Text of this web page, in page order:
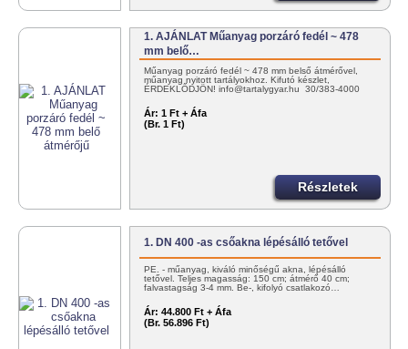
1. AJÁNLAT Műanyag porzáró fedél ~ 478
mm belő…
Műanyag porzáró fedél ~ 478 mm belső átmérővel,
műanyag nyitott tartályokhoz. Kifutó készlet,
ÉRDEKLŐDJÖN! info@tartalygyar.hu 30/383-4000
Ár: 1 Ft + Áfa
(Br. 1 Ft)
Részletek
1. DN 400 -as csőakna lépésálló tetővel
PE. - műanyag, kiváló minőségű akna, lépésálló
tetővel. Teljes magasság: 150 cm; átmérő 40 cm;
falvastagság 3-4 mm. Be-, kifolyó csatlakozó…
Ár: 44.800 Ft + Áfa
(Br. 56.896 Ft)